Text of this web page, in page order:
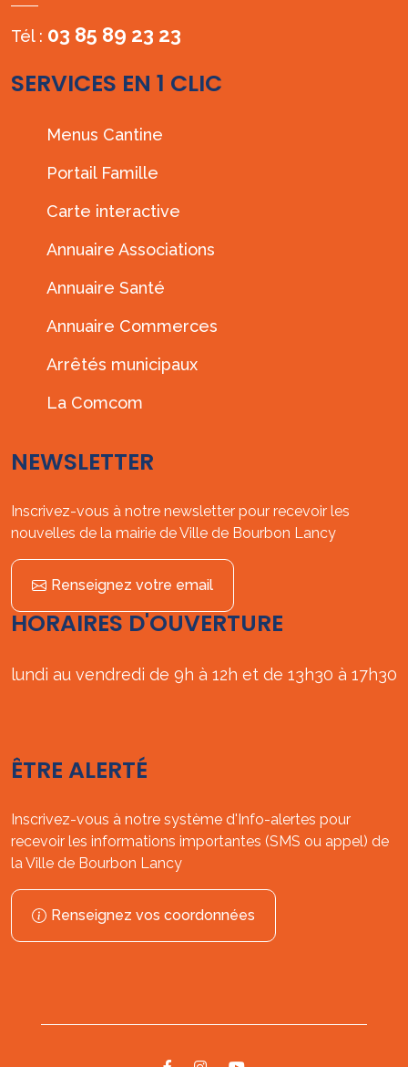
Tél : 03 85 89 23 23
SERVICES EN 1 CLIC
Menus Cantine
Portail Famille
Carte interactive
Annuaire Associations
Annuaire Santé
Annuaire Commerces
Arrêtés municipaux
La Comcom
NEWSLETTER
Inscrivez-vous à notre newsletter pour recevoir les
nouvelles de la mairie de Ville de Bourbon Lancy
Renseignez votre email
HORAIRES D'OUVERTURE
lundi au vendredi de 9h à 12h et de 13h30 à 17h30
ÊTRE ALERTÉ
Inscrivez-vous à notre système d'Info-alertes pour
recevoir les informations importantes (SMS ou appel) de
la Ville de Bourbon Lancy
Renseignez vos coordonnées